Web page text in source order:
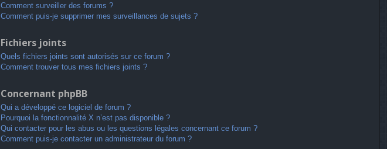
Comment surveiller des forums ?
Comment puis-je supprimer mes surveillances de sujets ?
Fichiers joints
Quels fichiers joints sont autorisés sur ce forum ?
Comment trouver tous mes fichiers joints ?
Concernant phpBB
Qui a développé ce logiciel de forum ?
Pourquoi la fonctionnalité X n’est pas disponible ?
Qui contacter pour les abus ou les questions légales concernant ce forum ?
Comment puis-je contacter un administrateur du forum ?